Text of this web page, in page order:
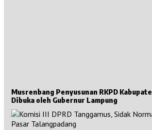
Musrenbang Penyusunan RKPD
Dibuka oleh Gubernur Lampung